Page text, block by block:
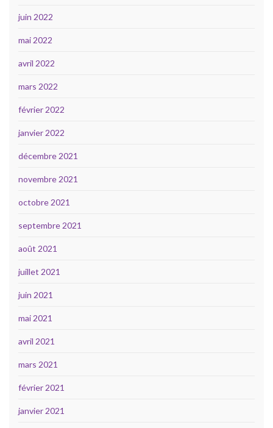
juin 2022
mai 2022
avril 2022
mars 2022
février 2022
janvier 2022
décembre 2021
novembre 2021
octobre 2021
septembre 2021
août 2021
juillet 2021
juin 2021
mai 2021
avril 2021
mars 2021
février 2021
janvier 2021